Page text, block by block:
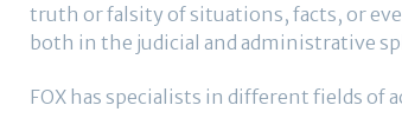
truth or falsity of situations, facts, or
both in the judicial and administrative
FOX has specialists in different fields of